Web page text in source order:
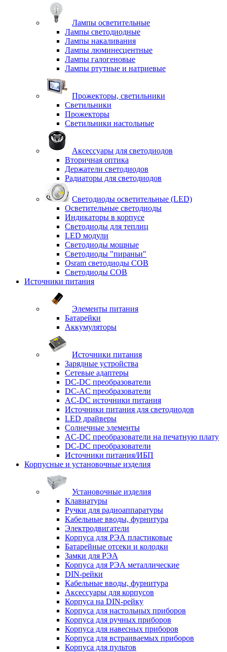
Лампы осветительные
Лампы светодиодные
Лампы накаливания
Лампы люминесцентные
Лампы галогеновые
Лампы ртутные и натриевые
Прожекторы, светильники
Светильники
Прожекторы
Светильники настольные
Аксессуары для светодиодов
Вторичная оптика
Держатели светодиодов
Радиаторы для светодиодов
Светодиоды осветительные (LED)
Осветительные светодиоды
Индикаторы в корпусе
Светодиоды для теплиц
LED модули
Светодиоды мощные
Светодиоды "пираньи"
Osram светодиоды COB
Светодиоды COB
Источники питания
Элементы питания
Батарейки
Аккумуляторы
Источники питания
Зарядные устройства
Сетевые адаптеры
DC-DC преобразователи
DC-AC преобразователи
AC-DC источники питания
Источники питания для светодиодов
LED драйверы
Солнечные элементы
AC-DC преобразователи на печатную плату
DC-DC преобразователи
Источники питания/ИБП
Корпусные и установочные изделия
Установочные изделия
Клавиатуры
Ручки для радиоаппаратуры
Кабельные вводы, фурнитура
Электродвигатели
Корпуса для РЭА пластиковые
Батарейные отсеки и колодки
Замки для РЭА
Корпуса для РЭА металлические
DIN-рейки
Кабельные вводы, фурнитура
Аксессуары для корпусов
Корпуса на DIN-рейку
Корпуса для настольных приборов
Корпуса для ручных приборов
Корпуса для навесных приборов
Корпуса для встраиваемых приборов
Корпуса для пультов